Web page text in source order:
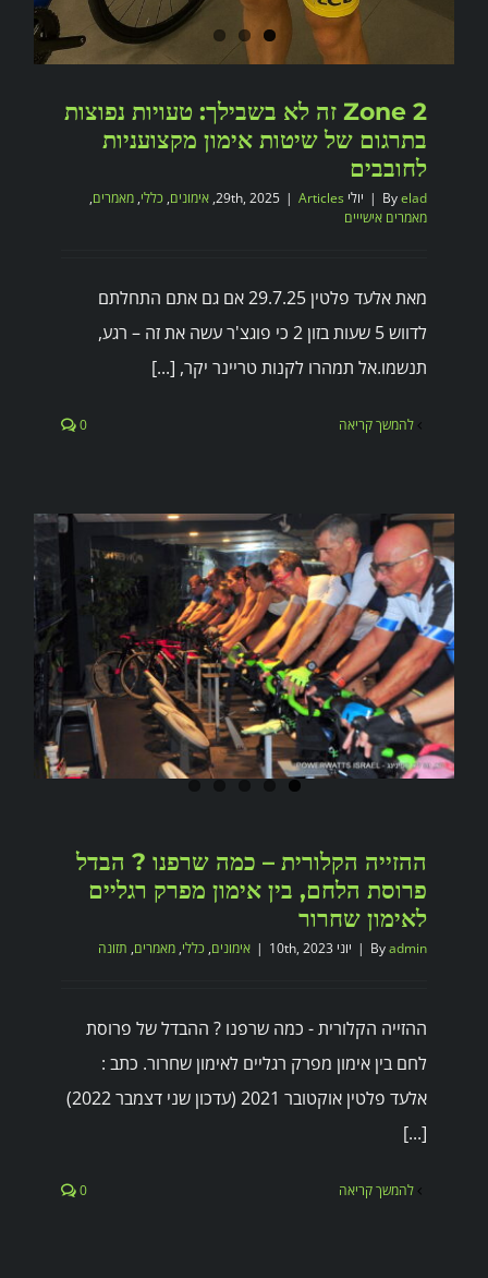
Zone 2 זה לא בשבילך: טעויות נפוצות
בתרגום של שיטות אימון מקצועניות
לחובבים
Byelad
| יולי 29th, 2025 | Articles
, אימונים, כללי, מאמרים,
מאמרים אישייים
מאת אלעד פלטין 29.7.25 אם גם אתם התחלתם
לדווש 5 שעות בזון 2 כי פוגצ'ר עשה את זה – רגע,
תנשמו.אל תמהרו לקנות טריינר יקר, [...]
להמשך קריאה 0
ההזייה הקלורית – כמה שרפנו ? הבדל
פרוסת הלחם, בין אימון מפרק רגליים
לאימון שחרור
Byadmin
| יוני 10th, 2023 | אימונים, כללי, מאמרים, תזונה
ההזייה הקלורית - כמה שרפנו ? ההבדל של פרוסת
לחם בין אימון מפרק רגליים לאימון שחרור. כתב :
אלעד פלטין אוקטובר 2021 (עדכון שני דצמבר 2022)
[...]
להמשך קריאה 0